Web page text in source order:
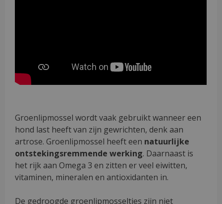
Groenlipmossel wordt vaak gebruikt wanneer een
hond last heeft van zijn gewrichten, denk aan
artrose. Groenlipmossel heeft een natuurlijke
ontstekingsremmende werking. Daarnaast is
het rijk aan Omega 3 en zitten er veel eiwitten,
vitaminen, mineralen en antioxidanten in.
De gedroogde groenlipmosseltjes zijn niet